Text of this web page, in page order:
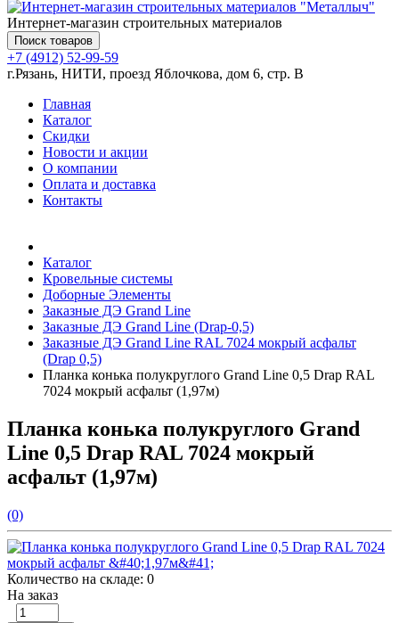
Интернет-магазин строительных материалов
Поиск товаров
+7 (4912) 52-99-59
г.Рязань, НИТИ, проезд Яблочкова, дом 6, стр. В
Главная
Каталог
Скидки
Новости и акции
О компании
Оплата и доставка
Контакты
Каталог
Кровельные системы
Доборные Элементы
Заказные ДЭ Grand Line
Заказные ДЭ Grand Line (Drap-0,5)
Заказные ДЭ Grand Line RAL 7024 мокрый асфальт
(Drap 0,5)
Планка конька полукруглого Grand Line 0,5 Drap RAL
7024 мокрый асфальт (1,97м)
Планка конька полукруглого Grand
Line 0,5 Drap RAL 7024 мокрый
асфальт (1,97м)
(0)
Количество на складе: 0
На заказ